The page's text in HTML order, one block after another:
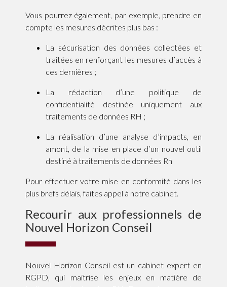
Vous pourrez également, par exemple, prendre en
compte les mesures décrites plus bas :
La sécurisation des données collectées et
traitées en renforçant les mesures d’accès à
ces dernières ;
La rédaction d’une politique de
confidentialité destinée uniquement aux
traitements de données RH ;
La réalisation d’une analyse d’impacts, en
amont, de la mise en place d’un nouvel outil
destiné à traitements de données Rh
Pour effectuer votre mise en conformité dans les
plus brefs délais, faites appel à notre cabinet.
Recourir aux professionnels de
Nouvel Horizon Conseil
Nouvel Horizon Conseil est un cabinet expert en
RGPD, qui maitrise les enjeux en matière de